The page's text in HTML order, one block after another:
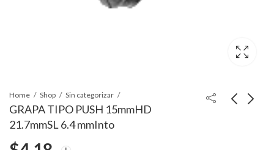
Home Shop Sin categorizar
GRAPA TIPO PUSH 15mmHD
21.7mmSL 6.4 mmInto